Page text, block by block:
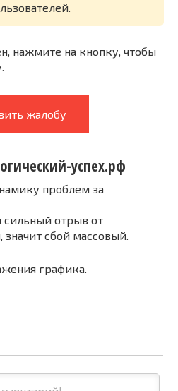
нажмите на кнопку, чтобы
жалобу
успех.рф
проблем за
сильный отрыв от
сбой массовый.
графика.